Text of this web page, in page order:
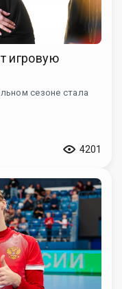
игровую
сезоне стала
4201